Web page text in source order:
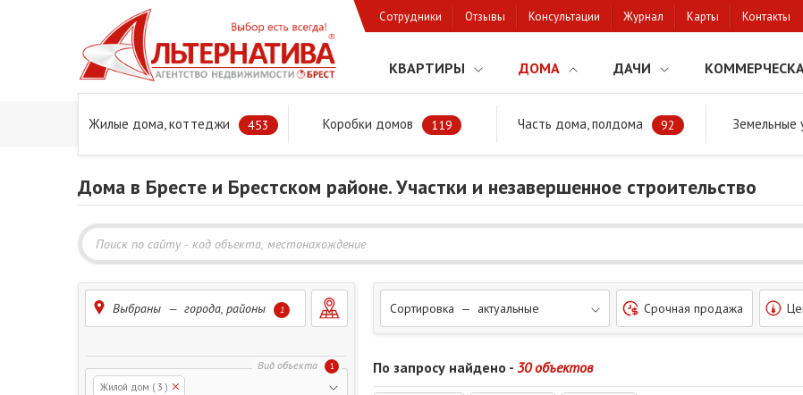
Сотрудники Отзывы Консультации Журнал Карты Контакты
КВАРТИРЫ ДОМА ДАЧИ
Жилые дома, коттеджи 453 Коробки домов 119 Часть дома, полдома 92 Земельные
Главная Предложения Дома в Бресте и Брестском районе
Дома в Бресте и Брестском районе. Участки и незавершенное строительство
Выбраны — города, районы 1
Жилой дом ( 3 )
1
Сортировка — актуальные Срочная продажа
По запросу найдено - 30 объектов